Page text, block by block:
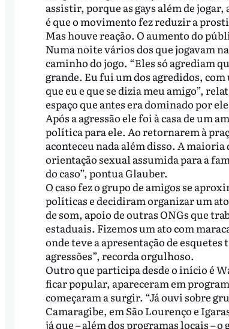
assistir, porque as gays além de
é que o movimento fez reduzir a
Mas houve reação. O aumento do
Numa noite vários dos que jogavam
caminho do jogo. “Eles só agrediam
grande. Eu fui um dos agredidos, com
que eu e que se dizia meu amigo”,
espaço que antes era dominado por
Após a agressão ele foi à casa de um
política para ele. Ao retornarem à
aconteceu nada além disso. A
orientação sexual assumida para a
do caso”, pontua Glauber.
O caso fez o grupo de amigos se
políticas e decidiram organizar um
de som, apoio de outras ONGs que
estaduais. Fizemos um ato com
onde teve a apresentação de
agressões”, recorda orgulhoso.
Outro que participa desde o início é
ficar popular, apareceram em
começaram a surgir. “Já ouvi sobre
Camaragibe, em São Lourenço e
já que – além dos programas locais –